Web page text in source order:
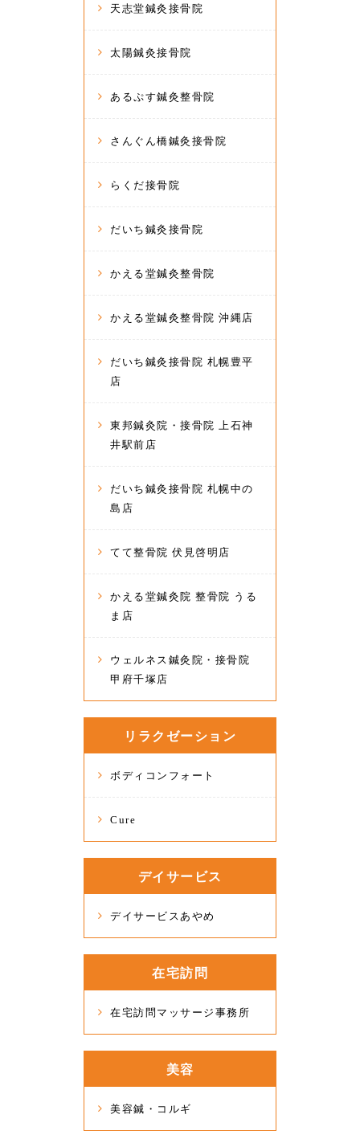
天志堂鍼灸接骨院
太陽鍼灸接骨院
あるぷす鍼灸整骨院
さんぐん橋鍼灸接骨院
らくだ接骨院
だいち鍼灸接骨院
かえる堂鍼灸整骨院
かえる堂鍼灸整骨院 沖縄店
だいち鍼灸接骨院 札幌豊平
店
東邦鍼灸院・接骨院 上石神
井駅前店
だいち鍼灸接骨院 札幌中の
島店
てて整骨院 伏見啓明店
かえる堂鍼灸院 整骨院 うる
ま店
ウェルネス鍼灸院・接骨院
甲府千塚店
リラクゼーション
ボディコンフォート
Cure
デイサービス
デイサービスあやめ
在宅訪問
在宅訪問マッサージ事務所
美容
美容鍼・コルギ